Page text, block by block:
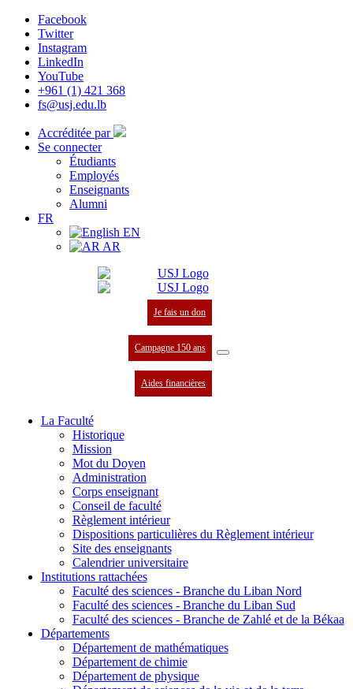
Facebook
Twitter
Instagram
LinkedIn
YouTube
+961 (1) 421 368
fs@usj.edu.lb
Accréditée par
Se connecter
Étudiants
Employés
Enseignants
Alumni
FR
EN
AR
Je fais un don
Campagne 150 ans
Aides financières
La Faculté
Historique
Mission
Mot du Doyen
Administration
Corps enseignant
Conseil de faculté
Règlement intérieur
Dispositions particulières du Règlement intérieur
Site des enseignants
Calendrier universitaire
Institutions rattachées
Faculté des sciences - Branche du Liban Nord
Faculté des sciences - Branche du Liban Sud
Faculté des sciences - Branche de Zahlé et de la Békaa
Départements
Département de mathématiques
Département de chimie
Département de physique